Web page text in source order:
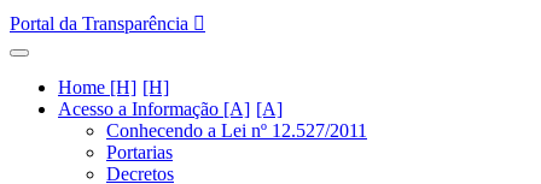
Portal da Transparência
Home [H]
Acesso a Informação [A]
Conhecendo a Lei nº 12.527/2011
Portarias
Decretos